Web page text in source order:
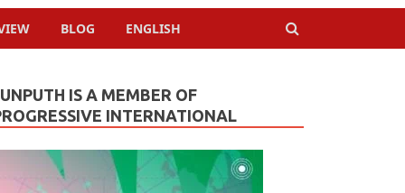
BLOG ENGLISH
IS A MEMBER OF
INTERNATIONAL